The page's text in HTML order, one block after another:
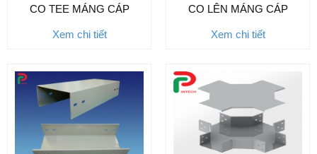
CO TEE MÁNG CÁP
Xem chi tiết
CO LÊN MÁNG CÁP
Xem chi tiết